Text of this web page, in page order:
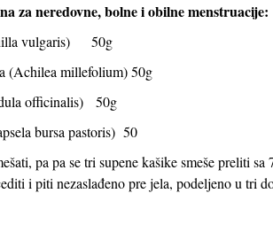
za neredovne, bolne i obilne menstruacije:
vulgaris) 50g
(Achilea millefolium) 50g
officinalis) 50g
bursa pastoris) 50
pa pa se tri supene kašike smeše preliti
i piti nezaslađeno pre jela, podeljeno u tri